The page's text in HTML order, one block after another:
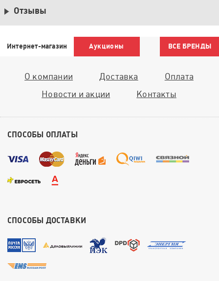
Отзывы
Интернет-магазин Аукционы ВСЕ БРЕНДЫ
О компании Доставка
Оплата
Новости и акции
Контакты
СПОСОБЫ ОПЛАТЫ
СПОСОБЫ ДОСТАВКИ